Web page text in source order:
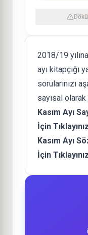
2018/19
ayı kitapçığı
sorularınızı
sayısal
Kasım Ayı
İçin
Kasım Ayı
İçin